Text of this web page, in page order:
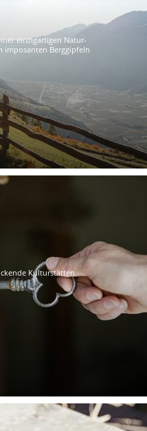
einzigartigen Natur-
imposanten Berggipfeln
Kulturstätten